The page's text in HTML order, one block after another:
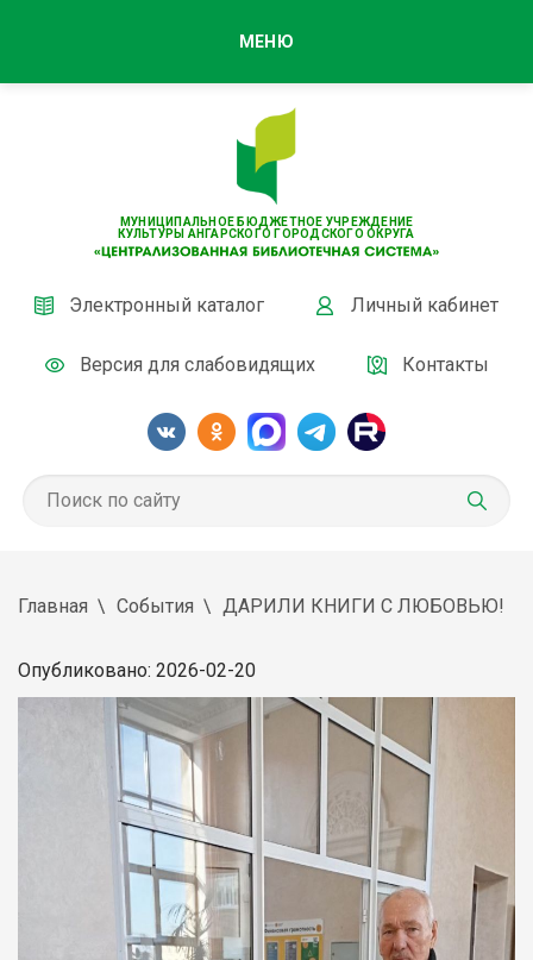
МУНИЦИПАЛЬНОЕ БЮДЖЕТНОЕ УЧРЕЖДЕНИЕ
КУЛЬТУРЫ АНГАРСКОГО ГОРОДСКОГО ОКРУГА
Электронный каталог Личный кабинет
Версия для слабовидящих Контакты
МЕНЮ
Главная События ДАРИЛИ КНИГИ С ЛЮБОВЬЮ!
Опубликовано: 2026-02-20